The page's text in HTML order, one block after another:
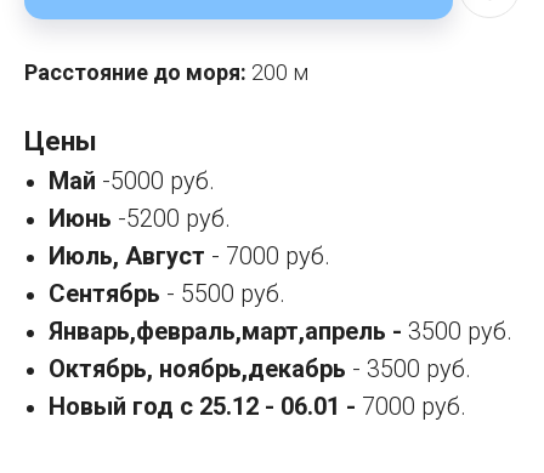
Расстояние до моря: 200 м
Цены
Май -5000 руб.
Июнь -5200 руб.
Июль, Август - 7000 руб.
Сентябрь - 5500 руб.
Январь,февраль,март,апрель - 3500 руб.
Октябрь, ноябрь,декабрь - 3500 руб.
Новый год с 25.12 - 06.01 - 7000 руб.